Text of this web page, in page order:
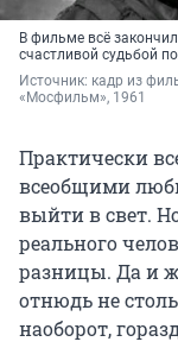
В фильме всё
счастливой судьбой
Источник: кадр из
«Мосфильм», 1961
Практически
всеобщими
выйти в свет.
реального
разницы. Да и
отнюдь не
наоборот,